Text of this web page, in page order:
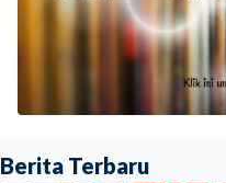
Berita Terbaru